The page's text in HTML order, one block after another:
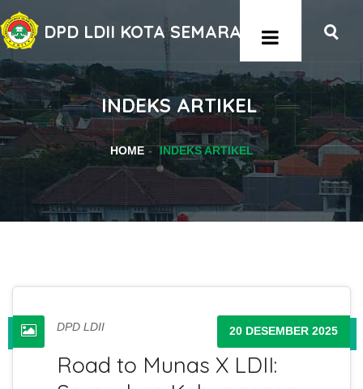
DPD LDII KOTA SEMARANG
INDEKS ARTIKEL
HOME INDEKS ARTIKEL
DPD LDII
Road to Munas X LDII:
20 DESEMBER 2025